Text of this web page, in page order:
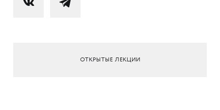
ОТКРЫТЫЕ ЛЕКЦИИ